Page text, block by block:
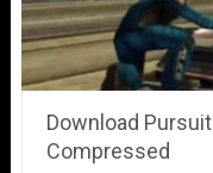
Download
Compressed